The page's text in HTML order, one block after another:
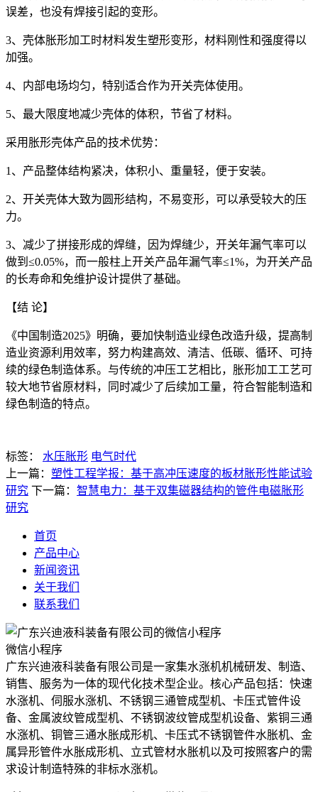
误差，也没有焊接引起的变形。
3、壳体胀形加工时材料发生塑形变形，材料刚性和强度得以
加强。
4、内部电场均匀，特别适合作为开关壳体使用。
5、最大限度地减少壳体的体积，节省了材料。
采用胀形壳体产品的技术优势：
1、产品整体结构紧决，体积小、重量轻，便于安装。
2、开关壳体大致为圆形结构，不易变形，可以承受较大的压
力。
3、减少了拼接形成的焊缝，因为焊缝少，开关年漏气率可以
做到≤0.05%，而一般柱上开关产品年漏气率≤1%，为开关产品
的长寿命和免维护设计提供了基础。
【结 论】
《中国制造2025》明确，要加快制造业绿色改造升级，提高制
造业资源利用效率，努力构建高效、清洁、低碳、循环、可持
续的绿色制造体系。与传统的冲压工艺相比，胀形加工工艺可
较大地节省原材料，同时减少了后续加工量，符合智能制造和
绿色制造的特点。
标签： 水压胀形 电气时代
上一篇： 塑性工程学报：基于高冲压速度的板材胀形性能试验
研究 下一篇： 智慧电力：基于双集磁器结构的管件电磁胀形
研究
首页
产品中心
新闻资讯
关于我们
联系我们
微信小程序
广东兴迪液科装备有限公司是一家集水涨机机械研发、制造、
销售、服务为一体的现代化技术型企业。核心产品包括：快速
水涨机、伺服水涨机、不锈钢三通管成型机、卡压式管件设
备、金属波纹管成型机、不锈钢波纹管成型机设备、紫铜三通
水涨机、铜管三通水胀成形机、卡压式不锈钢管件水胀机、金
属异形管件水胀成形机、立式管材水胀机以及可按照客户的需
求设计制造特殊的非标水涨机。